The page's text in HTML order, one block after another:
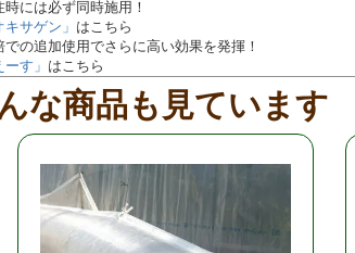
には必ず同時施用！
キサゲン」 はこちら
の追加使用でさらに高い効果を発揮！
ーす」 はこちら
な商品も見ています